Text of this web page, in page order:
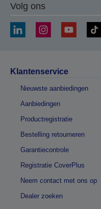
Volg ons
Klantenservice
Nieuwste aanbiedingen
Aanbiedingen
Productregistratie
Bestelling retourneren
Garantiecontrole
Registratie CoverPlus
Neem contact met ons op
Dealer zoeken